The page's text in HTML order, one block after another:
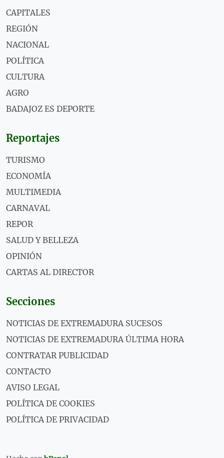
CAPITALES
REGIÓN
NACIONAL
POLÍTICA
CULTURA
AGRO
BADAJOZ ES DEPORTE
Reportajes
TURISMO
ECONOMÍA
MULTIMEDIA
CARNAVAL
REPOR
SALUD Y BELLEZA
OPINIÓN
CARTAS AL DIRECTOR
Secciones
NOTICIAS DE EXTREMADURA SUCESOS
NOTICIAS DE EXTREMADURA ÚLTIMA HORA
CONTRATAR PUBLICIDAD
CONTACTO
AVISO LEGAL
POLÍTICA DE COOKIES
POLÍTICA DE PRIVACIDAD